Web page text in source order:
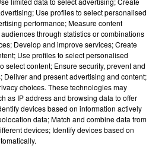
met fin à une ex-escorte
dans sa bataille...
vitres tombent de la tour
: des désaccords
Use profiles to select personalised
performance; Measure content
through statistics or combinations
Develop and improve services; Create
Use profiles to select personalised
select content; Ensure security, prevent and
Deliver and present advertising and content;
choices. These technologies may
as IP address and browsing data to offer
devices based on information actively
data; Match and combine data from
devices; Identify devices based on